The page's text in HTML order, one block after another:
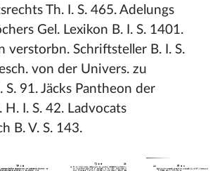
Th. I. S. 465. Adelungs
Gel. Lexikon B. I. S. 1401.
verstorbn. Schriftsteller B. I. S.
von der Univers. zu
S. 91. Jäcks Pantheon der
H. I. S. 42. Ladvocats
B. V. S. 143.